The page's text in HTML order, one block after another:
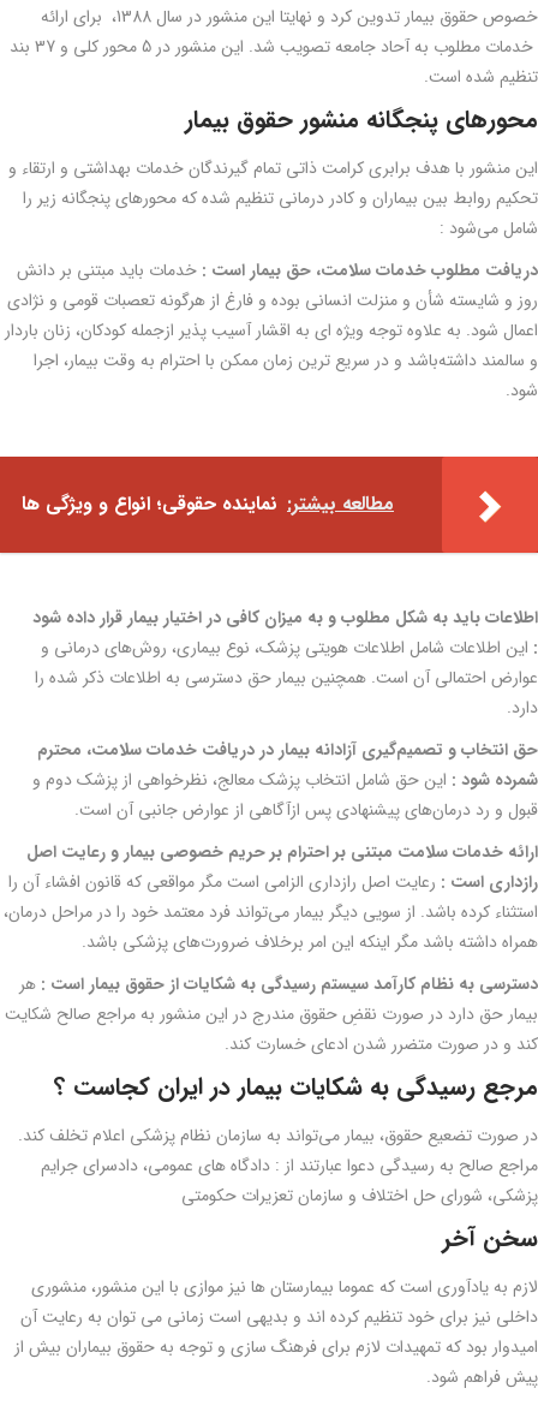
خصوص حقوق بیمار تدوین کرد و نهایتا این منشور در سال 1388، برای ارائه
خدمات مطلوب به آحاد جامعه تصویب شد. این منشور در 5 محور کلی و 37 بند
تنظیم شده است.
محورهای پنجگانه منشور حقوق بیمار
این منشور با هدف برابری کرامت ذاتی تمام گیرندگان خدمات بهداشتی و ارتقاء و
تحکیم روابط بین بیماران و کادر درمانی تنظیم شده که محورهای پنجگانه زیر را
شامل می‌شود :
دریافت مطلوب خدمات سلامت، حق بیمار است : خدمات باید مبتنی بر دانش
روز و شایسته شأن و منزلت انسانی بوده و فارغ از هرگونه تعصبات قومی و نژادی
اعمال شود. به علاوه توجه ویژه ای به اقشار آسیب پذیر ازجمله کودکان، زنان باردار
و سالمند داشته‌باشد و در سریع ترین زمان ممکن با احترام به وقت بیمار، اجرا
شود.
مطالعه بیشتر: نماینده حقوقی؛ انواع و ویژگی ها
اطلاعات باید به شکل مطلوب و به میزان کافی در اختیار بیمار قرار داده شود
: این اطلاعات شامل اطلاعات هویتی پزشک، نوع بیماری، روش‌های درمانی و
عوارض احتمالی آن است. همچنین بیمار حق دسترسی به اطلاعات ذکر شده را
دارد.
حق انتخاب و تصمیم‌گیری آزادانه بیمار در دریافت خدمات سلامت، محترم
شمرده شود : این حق شامل انتخاب پزشک معالج، نظرخواهی از پزشک دوم و
قبول و رد درمان‌های پیشنهادی پس ازآگاهی از عوارض جانبی آن است.
ارائه خدمات سلامت مبتنی بر احترام بر حریم خصوصی بیمار و رعایت اصل
رازداری است : رعایت اصل رازداری الزامی است مگر مواقعی که قانون افشاء آن را
استثناء کرده باشد. از سویی دیگر بیمار می‌تواند فرد معتمد خود را در مراحل درمان،
همراه داشته باشد مگر اینکه این امر برخلاف ضرورت‌های پزشکی باشد.
دسترسی به نظام کارآمد سیستم رسیدگی به شکایات از حقوق بیمار است : هر
بیمار حق دارد در صورت نقضِ حقوق مندرج در این منشور به مراجع صالح شکایت
کند و در صورت متضرر شدن ادعای خسارت کند.
مرجع رسیدگی به شکایات بیمار در ایران کجاست ؟
در صورت تضعیع حقوق، بیمار می‌تواند به سازمان نظام پزشکی اعلام تخلف کند.
مراجع صالح به رسیدگی دعوا عبارتند از : دادگاه های عمومی، دادسرای جرایم
پزشکی، شورای حل اختلاف و سازمان تعزیرات حکومتی
سخن آخر
لازم به یادآوری است که عموما بیمارستان ها نیز موازی با این منشور، منشوری
داخلی نیز برای خود تنظیم کرده اند و بدیهی است زمانی می توان به رعایت آن
امیدوار بود که تمهیدات لازم برای فرهنگ سازی و توجه به حقوق بیماران بیش از
پیش فراهم شود.